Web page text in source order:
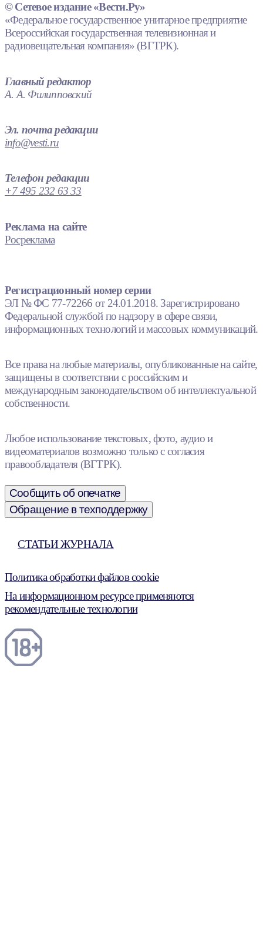
© Сетевое издание «Вести.Ру»
«Федеральное государственное унитарное предприятие
Всероссийская государственная телевизионная и
радиовещательная компания» (ВГТРК).
Главный редактор
А. А. Филипповский
Эл. почта редакции
info@vesti.ru
Телефон редакции
+7 495 232 63 33
Реклама на сайте
Росреклама
Регистрационный номер серии
ЭЛ № ФС 77-72266 от 24.01.2018. Зарегистрировано
Федеральной службой по надзору в сфере связи,
информационных технологий и массовых коммуникаций.
Все права на любые материалы, опубликованные на сайте,
защищены в соответствии с российским и
международным законодательством об интеллектуальной
собственности.
Любое использование текстовых, фото, аудио и
видеоматериалов возможно только с согласия
правообладателя (ВГТРК).
Сообщить об опечатке
Обращение в техподдержку
СТАТЬИ ЖУРНАЛА
Политика обработки файлов cookie
На информационном ресурсе применяются
рекомендательные технологии